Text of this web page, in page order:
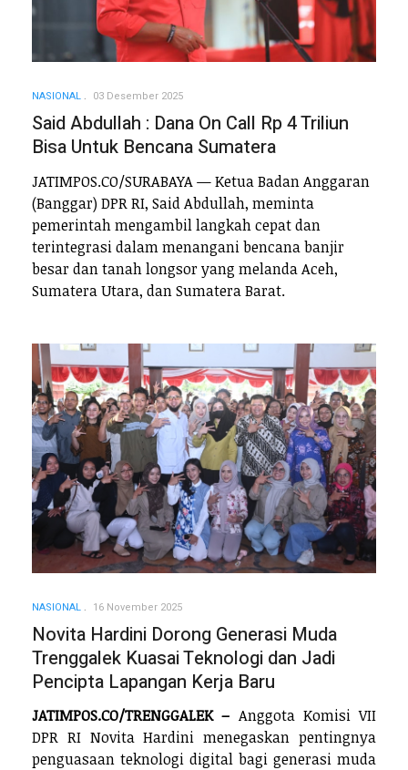
NASIONAL 03 Desember 2025
Said Abdullah : Dana On Call Rp 4 Triliun
Bisa Untuk Bencana Sumatera
JATIMPOS.CO/SURABAYA — Ketua Badan Anggaran
(Banggar) DPR RI, Said Abdullah, meminta
pemerintah mengambil langkah cepat dan
terintegrasi dalam menangani bencana banjir
besar dan tanah longsor yang melanda Aceh,
Sumatera Utara, dan Sumatera Barat.
NASIONAL 16 November 2025
Novita Hardini Dorong Generasi Muda
Trenggalek Kuasai Teknologi dan Jadi
Pencipta Lapangan Kerja Baru
JATIMPOS.CO/TRENGGALEK – Anggota Komisi VII
DPR RI Novita Hardini menegaskan pentingnya
penguasaan teknologi digital bagi generasi muda